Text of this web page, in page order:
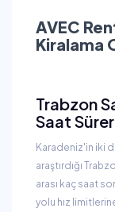
AVEC
Kiralama
Trabzon
Saat
Karadeniz'in iki
araştırdığı
arası kaç saat
yolu hız